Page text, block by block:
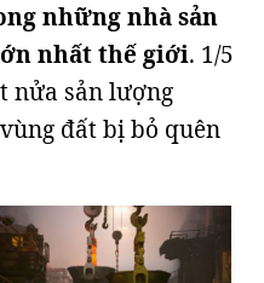
những nhà sản
nhất thế giới. 1/5
nửa sản lượng
đất bị bỏ quên